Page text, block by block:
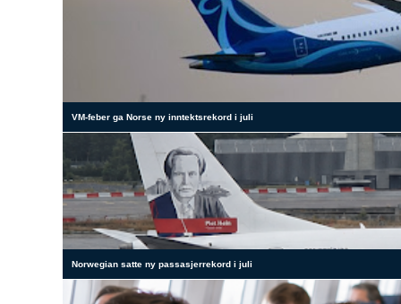
VM-feber ga Norse ny inntektsrekord i juli
Norwegian satte ny passasjerrekord i juli